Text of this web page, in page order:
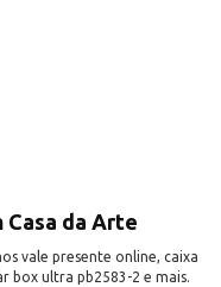
Casa da Arte
vale presente online, caixa
box ultra pb2583-2 e mais.